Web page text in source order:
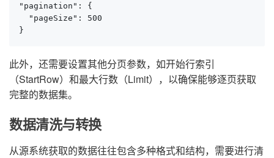
"pagination": {
  "pageSize": 500
}
此外，还需要设置其他分页参数，如开始行索引
（StartRow）和最大行数（Limit），以确保能够逐页获取
完整的数据集。
数据清洗与转换
从源系统获取的数据往往包含多种格式和结构，需要进行清